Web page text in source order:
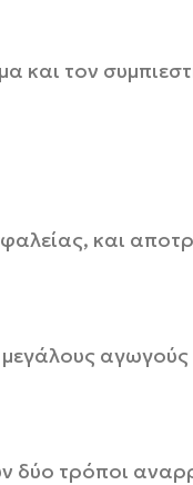
και τον
και
αγωγούς
δύο τρόποι